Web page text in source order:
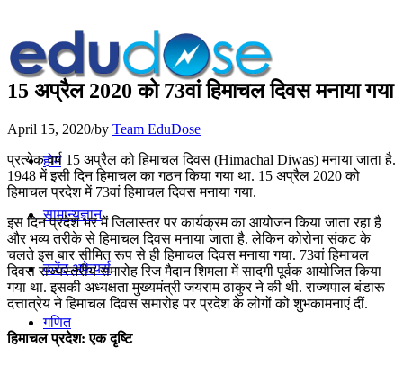
होम
सामान्यज्ञान
करेंट अफेयर्स
गणित
15 अप्रैल 2020 को 73वां हिमाचल दिवस मनाया गया
April 15, 2020/by Team EduDose
प्रत्येक वर्ष 15 अप्रैल को हिमाचल दिवस (Himachal Diwas) मनाया जाता है.
1948 में इसी दिन हिमाचल का गठन किया गया था. 15 अप्रैल 2020 को
हिमाचल प्रदेश में 73वां हिमाचल दिवस मनाया गया.
इस दिन प्रदेश भर में जिलास्तर पर कार्यक्रम का आयोजन किया जाता रहा है
और भव्य तरीके से हिमाचल दिवस मनाया जाता है. लेकिन कोरोना संकट के
चलते इस बार सीमित रूप से ही हिमाचल दिवस मनाया गया. 73वां हिमाचल
दिवस राज्यस्तरीय समारोह रिज मैदान शिमला में सादगी पूर्वक आयोजित किया
गया था. इसकी अध्यक्षता मुख्यमंत्री जयराम ठाकुर ने की थी. राज्यपाल बंडारू
दत्तात्रेय ने हिमाचल दिवस समारोह पर प्रदेश के लोगों को शुभकामनाएं दीं.
हिमाचल प्रदेश: एक दृष्टि